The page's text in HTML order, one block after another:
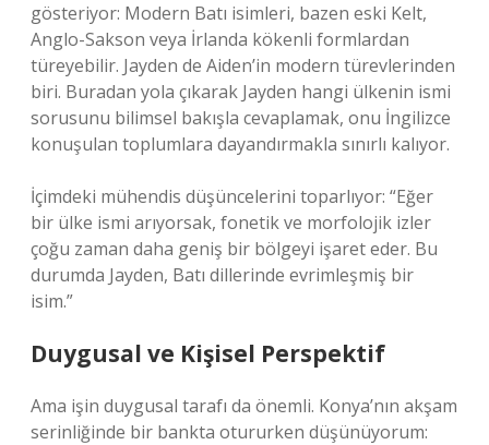
gösteriyor: Modern Batı isimleri, bazen eski Kelt,
Anglo-Sakson veya İrlanda kökenli formlardan
türeyebilir. Jayden de Aiden’in modern türevlerinden
biri. Buradan yola çıkarak Jayden hangi ülkenin ismi
sorusunu bilimsel bakışla cevaplamak, onu İngilizce
konuşulan toplumlara dayandırmakla sınırlı kalıyor.
İçimdeki mühendis düşüncelerini toparlıyor: “Eğer
bir ülke ismi arıyorsak, fonetik ve morfolojik izler
çoğu zaman daha geniş bir bölgeyi işaret eder. Bu
durumda Jayden, Batı dillerinde evrimleşmiş bir
isim.”
Duygusal ve Kişisel Perspektif
Ama işin duygusal tarafı da önemli. Konya’nın akşam
serinliğinde bir bankta otururken düşünüyorum: